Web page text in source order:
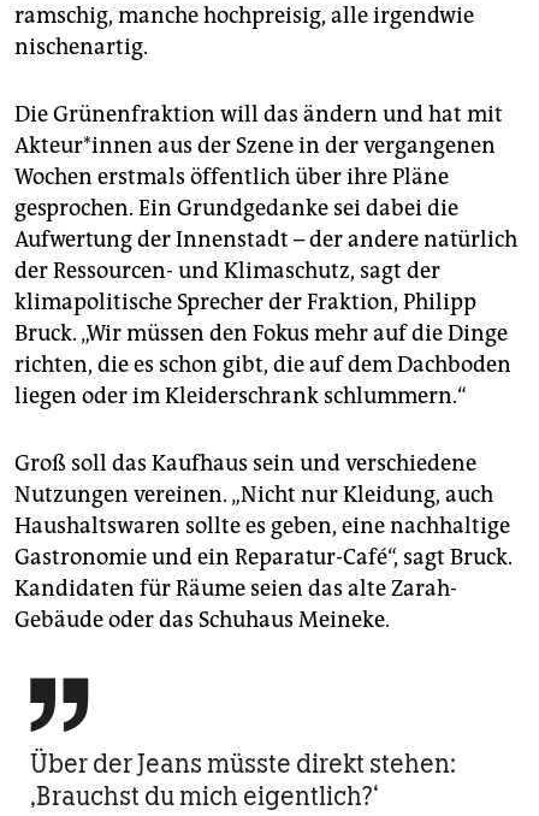
ramschig, manche hochpreisig, alle irgendwie
nischenartig.
Die Grünenfraktion will das ändern und hat mit
Akteur*innen aus der Szene in der vergangenen
Wochen erstmals öffentlich über ihre Pläne
gesprochen. Ein Grundgedanke sei dabei die
Aufwertung der Innenstadt – der andere natürlich
der Ressourcen- und Klimaschutz, sagt der
klimapolitische Sprecher der Fraktion, Philipp
Bruck. „Wir müssen den Fokus mehr auf die Dinge
richten, die es schon gibt, die auf dem Dachboden
liegen oder im Kleiderschrank schlummern.“
Groß soll das Kaufhaus sein und verschiedene
Nutzungen vereinen. „Nicht nur Kleidung, auch
Haushaltswaren sollte es geben, eine nachhaltige
Gastronomie und ein Reparatur-Café“, sagt Bruck.
Kandidaten für Räume seien das alte Zarah-
Gebäude oder das Schuhaus Meineke.

Über der Jeans müsste direkt stehen:
‚Brauchst du mich eigentlich?‘